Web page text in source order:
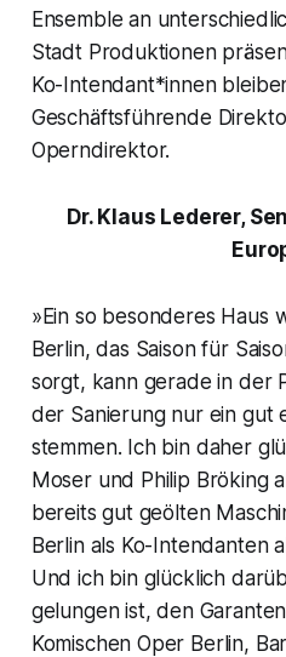
Ensemble an
Stadt Produktionen
Ko-Intendant*innen
Geschäftsführende
Operndirektor.
Dr. Klaus Lederer,
»Ein so besonderes Haus
Berlin, das Saison für
sorgt, kann gerade in der
der Sanierung nur ein gut
stemmen. Ich bin daher
Moser und Philip Bröking
bereits gut geölten
Berlin als Ko-Intendanten
Und ich bin glücklich
gelungen ist, den
Komischen Oper Berlin,